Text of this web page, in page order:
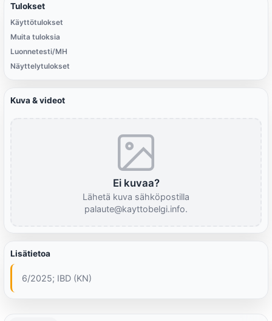
Tulokset
Käyttötulokset
Muita tuloksia
Luonnetesti/MH
Näyttelytulokset
Kuva & videot
Ei kuvaa?
Lähetä kuva sähköpostilla
palaute@kayttobelgi.info.
Lisätietoa
6/2025; IBD (KN)